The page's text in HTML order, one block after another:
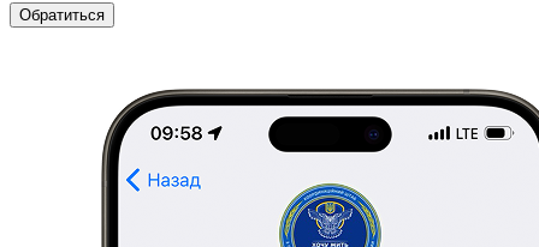
Обратиться